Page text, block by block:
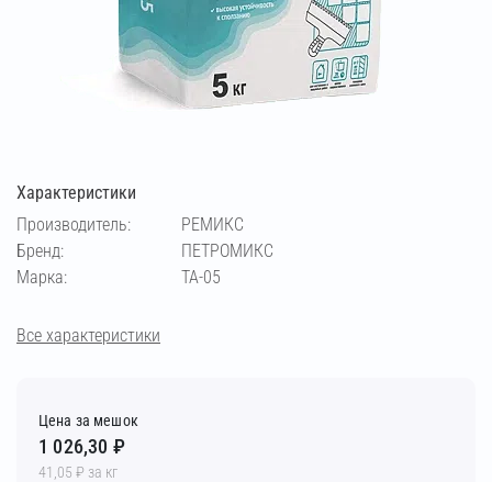
Характеристики
Производитель:
РЕМИКС
Бренд:
ПЕТРОМИКС
Марка:
TA-05
Все характеристики
Цена за мешок
1 026,30 ₽
41,05 ₽ за кг